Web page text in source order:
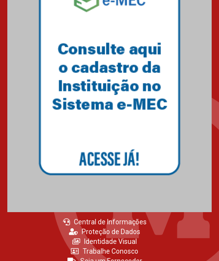
Central de Informações
Proteção de Dados
Identidade Visual
Trabalhe Conosco